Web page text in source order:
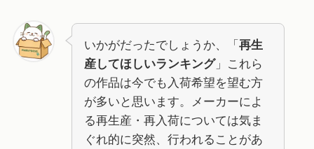
いかがだったでしょうか、「 再生
産してほしいランキング」これら
の作品は今でも入荷希望を望む方
が多いと思います。メーカーによ
る再生産・再入荷については気ま
ぐれ的に突然、行われることがあ